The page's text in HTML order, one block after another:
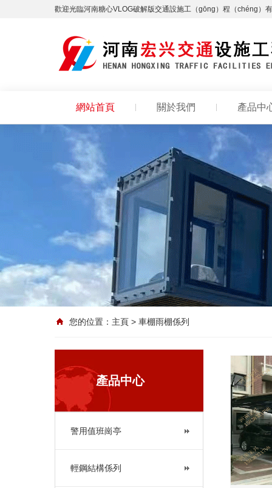
歡迎光臨河南糖心VLOG破解版交通設施工（gōng）程（chéng）
網站首頁 關於我們 產品中
您的位置： 主頁 > 車棚雨棚係列
產品中心
警用值班崗亭
輕鋼結構係列